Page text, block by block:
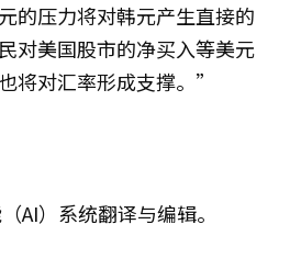
的压力将对韩元产生直接的
对美国股市的净买入等美元
将对汇率形成支撑。”
AI）系统翻译与编辑。